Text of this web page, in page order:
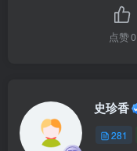
点赞0
史珍香
281